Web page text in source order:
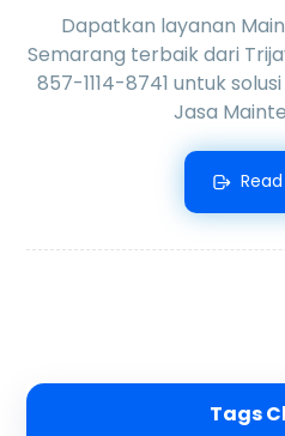
Dapatkan layanan
Semarang terbaik dari
857-1114-8741 untuk
Jasa
Tags